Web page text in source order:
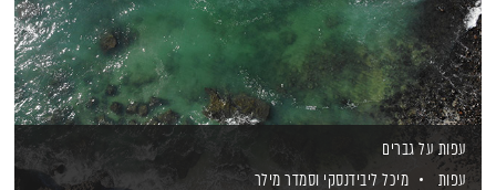
עפות על גברים
עפות
מיכל ליבידנסקי וסמדר מילר